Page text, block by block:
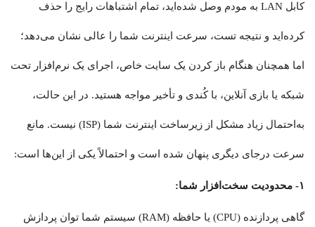
کابل LAN به مودم وصل شده‌اید، تمام اشتباهات رایج را حذف
کرده‌اید و نتیجه تست، سرعت اینترنت شما را عالی نشان می‌دهد؛
اما همچنان هنگام باز کردن یک سایت خاص، اجرای یک نرم‌افزار تحت
شبکه یا بازی آنلاین، با کُندی و تأخیر مواجه هستید. در این حالت،
به‌احتمال زیاد مشکل از زیرساخت اینترنت شما (ISP) نیست. مانع
سرعت درجای دیگری پنهان شده است و احتمالاً یکی از این‌ها است:
۱- محدودیت سخت‌افزار شما:
گاهی پردازنده (CPU) یا حافظه (RAM) سیستم شما توان پردازش